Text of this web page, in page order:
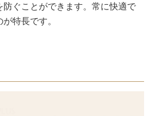
防ぐことができます。常に快適で
特長です。